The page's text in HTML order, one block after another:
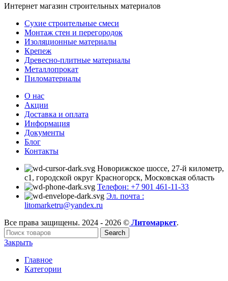
Интернет магазин строительных материалов
Сухие строительные смеси
Монтаж стен и перегородок
Изоляционные материалы
Крепеж
Древесно-плитные материалы
Металлопрокат
Пиломатериалы
О нас
Акции
Доставка и оплата
Информация
Документы
Блог
Контакты
Новорижское шоссе, 27-й километр,
с1, городской округ Красногорск, Московская область
Телефон: +7 901 461-11-33
Эл. почта :
litomarketru@yandex.ru
Все права защищены. 2024 - 2026 © Литомаркет.
Search
Закрыть
Главное
Категории